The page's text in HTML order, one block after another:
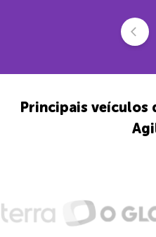
Principais veículos